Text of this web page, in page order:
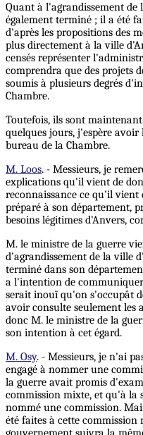
Quant à l'agrandissement de
également terminé ; il a été
d'après les propositions des
plus directement à la ville
censés représenter
comprendra que des projets
soumis à plusieurs degrés
Chambre.
Toutefois, ils sont
quelques jours, j'espère
bureau de la Chambre.
M. Loos. - Messieurs, je
explications qu'il vient de
reconnaissance ce qu'il
préparé à son département,
besoins légitimes d'Anvers,
M. le ministre de la guerre
d'agrandissement de la ville
terminé dans son
a l'intention de
serait inouï qu'on s'occupât
avoir consulte seulement les
donc M. le ministre de la
son intention à cet égard.
M. Osy. - Messieurs, je n'ai
engagé à nommer une
la guerre avait promis
commission mixte, et qu'à la
nommé une commission.
été faites à cette